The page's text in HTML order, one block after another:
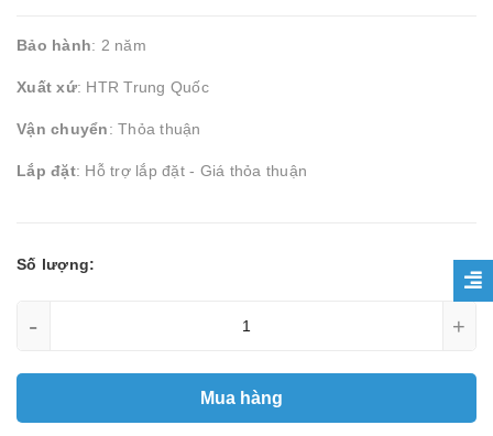
Bảo hành: 2 năm
Xuất xứ: HTR Trung Quốc
Vận chuyển: Thỏa thuận
Lắp đặt: Hỗ trợ lắp đặt - Giá thỏa thuận
Số lượng:
- +
Mua hàng